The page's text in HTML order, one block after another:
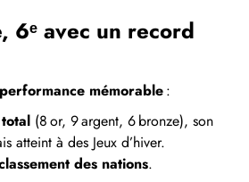
6ᵉ avec un record
performance mémorable:
(8 or, 9 argent, 6 bronze), son
atteint à des Jeux d’hiver.
des nations.